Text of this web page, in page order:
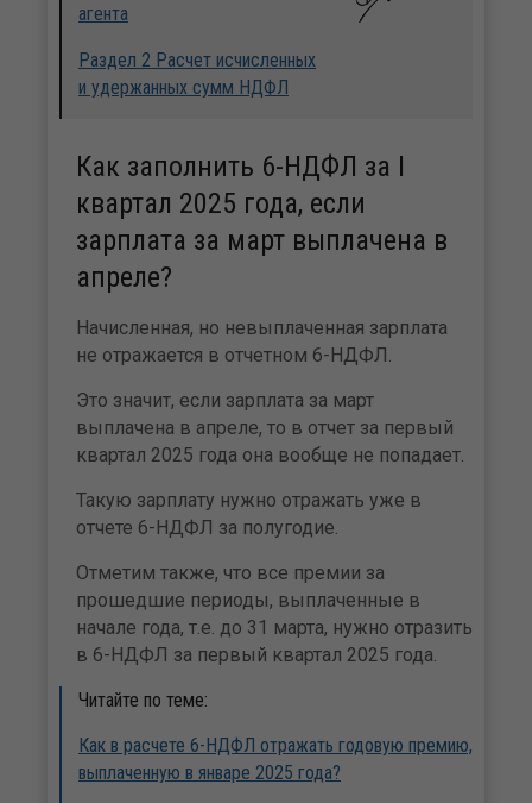
агента
Раздел 2 Расчет исчисленных
и удержанных сумм НДФЛ
Как заполнить 6-НДФЛ за I
квартал 2025 года, если
зарплата за март выплачена в
апреле?
Начисленная, но невыплаченная зарплата
не отражается в отчетном 6-НДФЛ.
Это значит, если зарплата за март
выплачена в апреле, то в отчет за первый
квартал 2025 года она вообще не попадает.
Такую зарплату нужно отражать уже в
отчете 6-НДФЛ за полугодие.
Отметим также, что все премии за
прошедшие периоды, выплаченные в
начале года, т.е. до 31 марта, нужно отразить
в 6-НДФЛ за первый квартал 2025 года.
Читайте по теме:
Как в расчете 6-НДФЛ отражать годовую премию,
выплаченную в январе 2025 года?